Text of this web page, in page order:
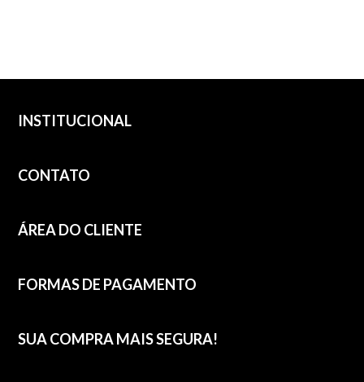
INSTITUCIONAL
CONTATO
ÁREA DO CLIENTE
FORMAS DE PAGAMENTO
SUA COMPRA MAIS SEGURA!